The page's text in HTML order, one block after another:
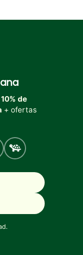
10% de
+ ofertas
Tortugas
.